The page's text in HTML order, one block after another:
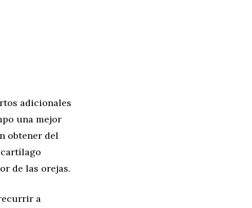
adicionales
una mejor
obtener del
de las orejas.
a